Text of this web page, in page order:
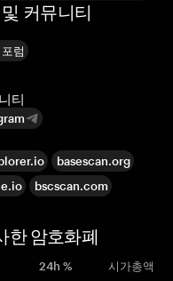
커뮤니티
럼
티
basescan.org
bscscan.com
한 암호화폐
24h % 시가총액